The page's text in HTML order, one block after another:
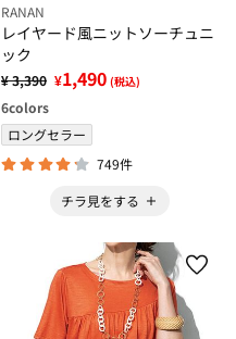
RANAN
レイヤード風ニットソーチュニ
ック
¥ 3,390 ¥1,490 (税込)
6colors
ロングセラー
749件
チラ見をする